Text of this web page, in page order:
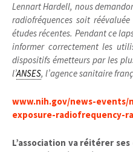
Lennart Hardell, nous
radiofréquences soit
études récentes. Pendant ce
informer correctement les
dispositifs émetteurs par les
l’ANSES, l’agence sanitaire
www.nih.gov/news-events/
exposure-radiofrequency-
L’association va réitérer